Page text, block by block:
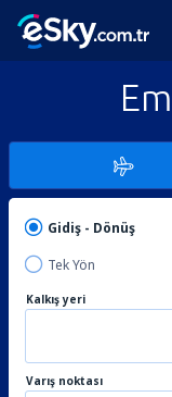
Gidiş - Dönüş
Tek Yön
Kalkış yeri
Varış noktası